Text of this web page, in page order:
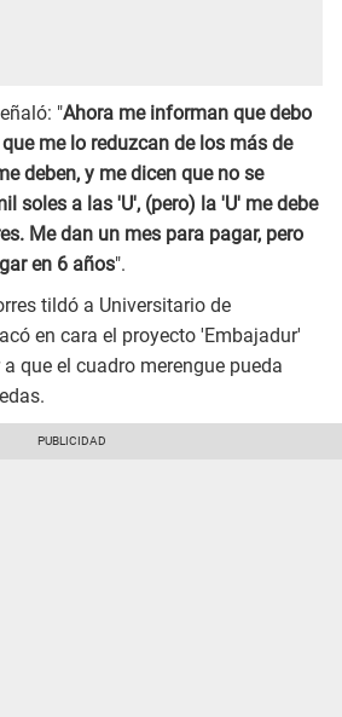
"Ahora me informan que debo
me lo reduzcan de los más de
deben, y me dicen que no se
soles a las 'U', (pero) la 'U' me debe
Me dan un mes para pagar, pero
en 6 años".
tildó a Universitario de
en cara el proyecto 'Embajadur'
que el cuadro merengue pueda